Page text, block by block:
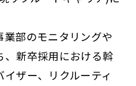
部のモニタリングや
新卒採用における斡
ザー、リクルーティ